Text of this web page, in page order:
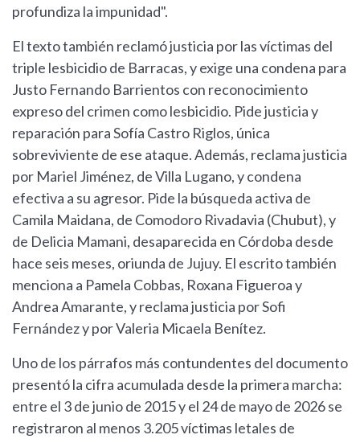
profundiza la impunidad".
El texto también reclamó justicia por las víctimas del
triple lesbicidio de Barracas, y exige una condena para
Justo Fernando Barrientos con reconocimiento
expreso del crimen como lesbicidio. Pide justicia y
reparación para Sofía Castro Riglos, única
sobreviviente de ese ataque. Además, reclama justicia
por Mariel Jiménez, de Villa Lugano, y condena
efectiva a su agresor. Pide la búsqueda activa de
Camila Maidana, de Comodoro Rivadavia (Chubut), y
de Delicia Mamani, desaparecida en Córdoba desde
hace seis meses, oriunda de Jujuy. El escrito también
menciona a Pamela Cobbas, Roxana Figueroa y
Andrea Amarante, y reclama justicia por Sofi
Fernández y por Valeria Micaela Benítez.
Uno de los párrafos más contundentes del documento
presentó la cifra acumulada desde la primera marcha:
entre el 3 de junio de 2015 y el 24 de mayo de 2026 se
registraron al menos 3.205 víctimas letales de